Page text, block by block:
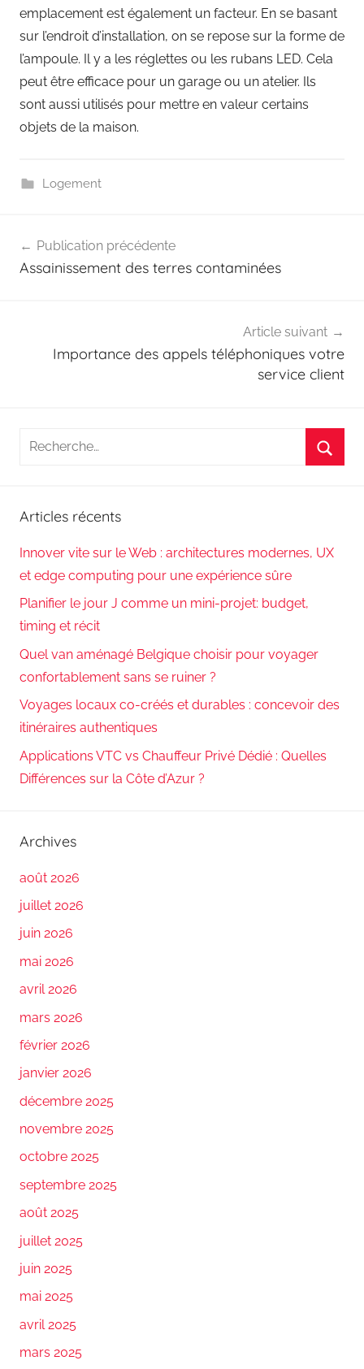
emplacement est également un facteur. En se basant
sur l’endroit d’installation, on se repose sur la forme de
l’ampoule. Il y a les réglettes ou les rubans LED. Cela
peut être efficace pour un garage ou un atelier. Ils
sont aussi utilisés pour mettre en valeur certains
objets de la maison.
Logement
de
Publication précédente
Assainissement des terres contaminées
Article suivant
Importance des appels téléphoniques votre
service client
Recherche
Articles récents
Innover vite sur le Web : architectures modernes, UX
et edge computing pour une expérience sûre
Planifier le jour J comme un mini-projet: budget,
timing et récit
Quel van aménagé Belgique choisir pour voyager
confortablement sans se ruiner ?
Voyages locaux co-créés et durables : concevoir des
itinéraires authentiques
Applications VTC vs Chauffeur Privé Dédié : Quelles
Différences sur la Côte d’Azur ?
Archives
août 2026
juillet 2026
juin 2026
mai 2026
avril 2026
mars 2026
février 2026
janvier 2026
décembre 2025
novembre 2025
octobre 2025
septembre 2025
août 2025
juillet 2025
juin 2025
mai 2025
avril 2025
mars 2025